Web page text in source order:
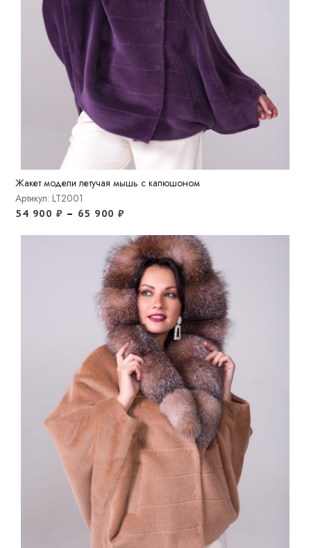
Жакет модели летучая мышь с капюшоном
Артикул: LT2001
54 900 ₽ – 65 900₽